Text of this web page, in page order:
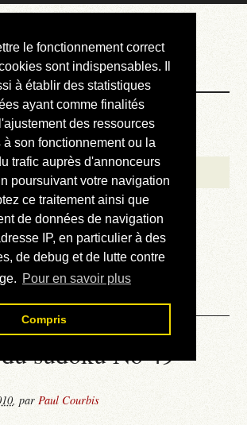
le fonctionnement correct
sont indispensables. Il
à établir des statistiques
ayant comme finalités
des ressources
à son fonctionnement ou la
trafic auprès d'annonceurs
poursuivant votre navigation
ce traitement ainsi que
de données de navigation
IP, en particulier à des
de debug et de lutte contre
Pour en savoir plus
Compris
LE »
sudoku No 49
,parPaul Courbis